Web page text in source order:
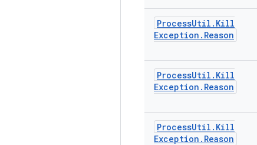
ProcessUtil . Kill
Exception . Reason
ProcessUtil . Kill
Exception . Reason
ProcessUtil . Kill
Exception . Reason